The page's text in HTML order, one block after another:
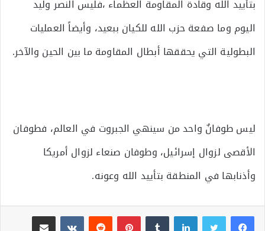
بتأييد الله وقادة المقاومة العظماء ،فليس النصر وليد
اليوم وما صفعة حزب الله للكيان ببعيد، وأيضاً العمليات
البطولية التي يحققها أبطال المقاومة ما بين الحين والآخر.
ليس طوفانٌ واحد من سينهي الجبروت في العالم، فطوفان
الأقصى لزوال إسرائيل، وطوفان صنعاء لزوال أمريكا
وأذنابها في المنطقة بتأييد الله وعونه.
لينكدإن بينتيريست
مشاركة عبر البريد